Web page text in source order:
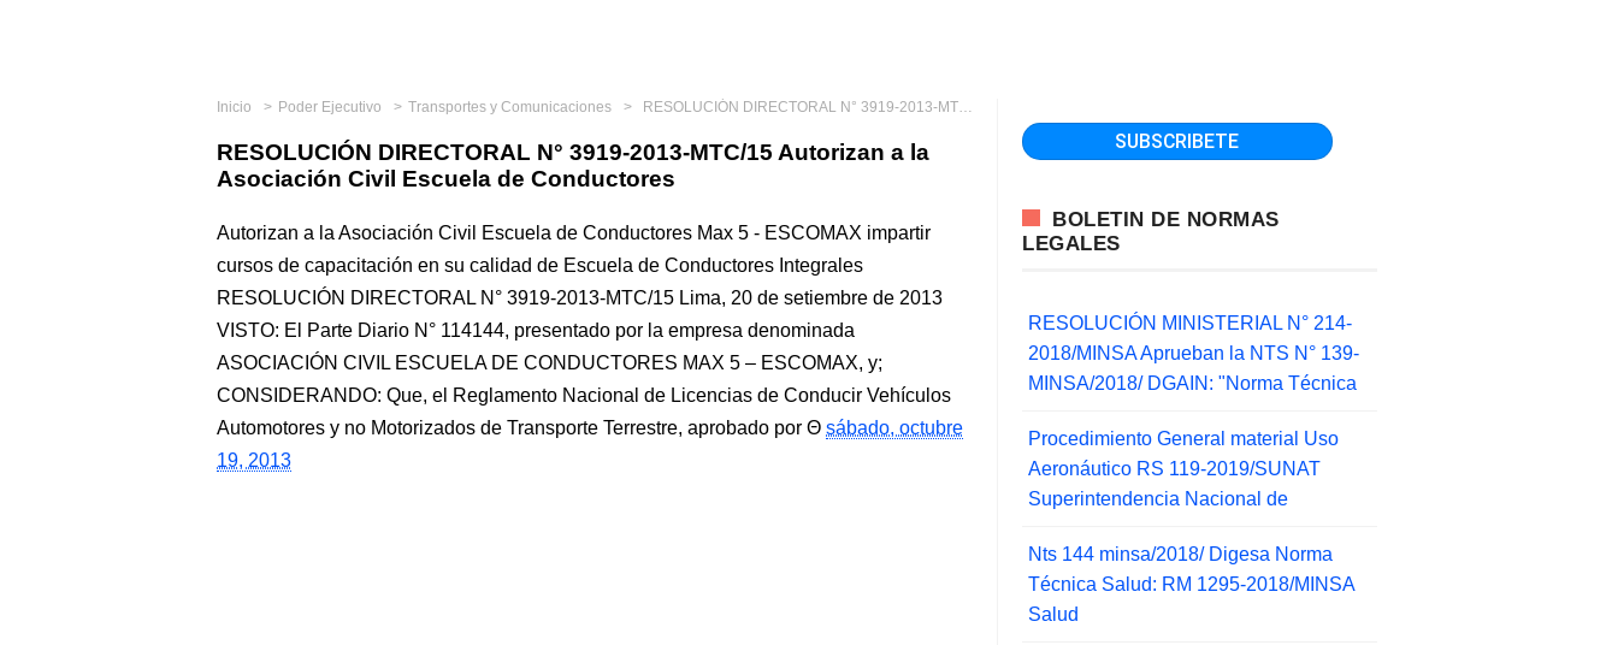
Inicio Poder Ejecutivo Transportes y Comunicaciones RESOLUCIÓN DIRECTORAL N° 3919-2013-MTC/15 Autorizan a la Asociación Civil Escuela de Conductores
RESOLUCIÓN DIRECTORAL N° 3919-2013-MTC/15 Autorizan a la
Asociación Civil Escuela de Conductores
Autorizan a la Asociación Civil Escuela de Conductores Max 5 - ESCOMAX impartir
cursos de capacitación en su calidad de Escuela de Conductores Integrales
RESOLUCIÓN DIRECTORAL N° 3919-2013-MTC/15 Lima, 20 de setiembre de 2013
VISTO: El Parte Diario N° 114144, presentado por la empresa denominada
ASOCIACIÓN CIVIL ESCUELA DE CONDUCTORES MAX 5 – ESCOMAX, y;
CONSIDERANDO: Que, el Reglamento Nacional de Licencias de Conducir Vehículos
Automotores y no Motorizados de Transporte Terrestre, aprobado por
sábado, octubre
19, 2013
BOLETIN DE NORMAS
LEGALES
RESOLUCIÓN MINISTERIAL N° 214-
2018/MINSA Aprueban la NTS N° 139-
MINSA/2018/ DGAIN: "Norma Técnica
Procedimiento General material Uso
Aeronáutico RS 119-2019/SUNAT
Superintendencia Nacional de
Nts 144 minsa/2018/ Digesa Norma
Técnica Salud: RM 1295-2018/MINSA
Salud